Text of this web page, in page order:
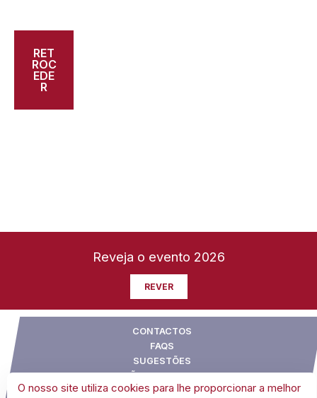
RET
ROC
EDE
R
Reveja o evento 2026
REVER
CONTACTOS
FAQS
SUGESTÕES
CONDIÇÕES GERAIS DE VENDA
POLÍTICA DE COOKIES
O nosso site utiliza cookies para lhe proporcionar a melhor